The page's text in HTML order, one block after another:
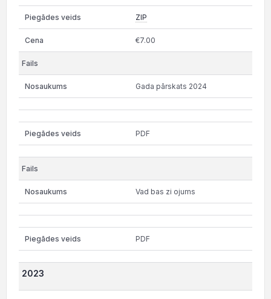
ZIP
€7.00
Gada pārskats 2024
PDF
Vad bas zi ojums
PDF
2023